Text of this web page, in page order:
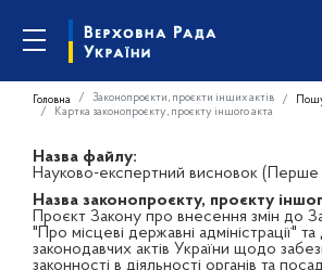
Головна Законопроєкти, проєкти інших актів
Картка законопроєкту, проєкту іншого акта
Назва файлу:
Науково-експертний висновок (Перше
Назва законопроєкту, проєкту
Проєкт Закону про внесення змін до
"Про місцеві державні адміністрації"
законодавчих актів України щодо
законності в діяльності органів та